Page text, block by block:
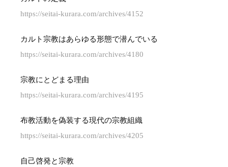
https://seitai-kurara.com/archives/4152
カルト宗教はあらゆる形態で潜んでいる
https://seitai-kurara.com/archives/4180
宗教にとどまる理由
https://seitai-kurara.com/archives/4195
布教活動を偽装する現代の宗教組織
https://seitai-kurara.com/archives/4205
自己啓発と宗教